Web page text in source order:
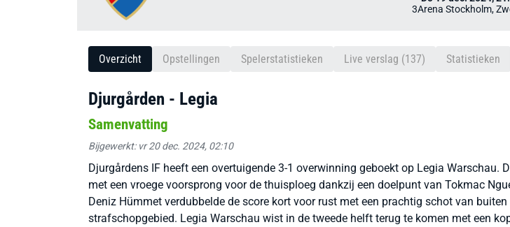
3Arena Stockholm,
Overzicht Opstellingen Spelerstatistieken Live verslag (137) Statistieken
Djurgården - Legia
Samenvatting
Bijgewerkt: vr 20 dec. 2024, 02:10
Djurgårdens IF heeft een overtuigende 3-1 overwinning geboekt op Legia Warschau.
met een vroege voorsprong voor de thuisploeg dankzij een doelpunt van Tokmac
Deniz Hümmet verdubbelde de score kort voor rust met een prachtig schot van buiten
strafschopgebied. Legia Warschau wist in de tweede helft terug te komen met een